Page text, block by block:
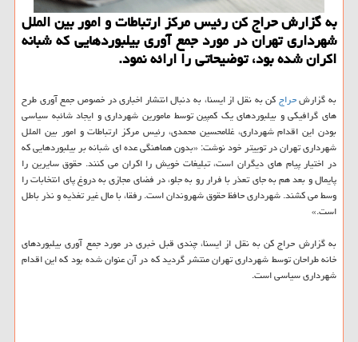
به گزارش حراج كن رئیس مركز ارتباطات و امور بین الملل
شهرداری تهران در مورد جمع آوری بیلبوردهایی كه شبانه
اكران شده بود، توضیحاتی را ارائه نمود.
به گزارشحراجكن به نقل از ایسنا، به دنبال انتشار اخباری در خصوص جمع آوری طرح
های گرافیكی و بیلبوردهای یك كمپین توسط مامورین شهرداری و ایجاد شائبه سیاسی
بودن این اقدام شهرداری، غلامحسین محمدی، رئیس مركز ارتباطات و امور بین الملل
شهرداری تهران در توییتر خود نوشت: «بدون هماهنگی عده ای شبانه بر بیلبوردهایی كه
در اختیار پیام های دیگران است، تبلیغات خویش را اكران می كنند. حقوق سایرین را
پایمال و بعد هم به جای تعذر با فرار رو به جلو، در فضای مجازی به دروغ پای انتخابات را
وسط می كشند. شهرداری حافظ حقوق شهروندان است. رفقا، با مال غیر تغذیه و نذر باطل
است.»
به گزارش حراج كن به نقل از ایسنا، چندی قبل خبری در مورد جمع آوری بیلبوردهای
خانه طراحان توسط شهرداری تهران منتشر گردید كه در آن عنوان شده بود كه این اقدام
شهرداری سیاسی است.